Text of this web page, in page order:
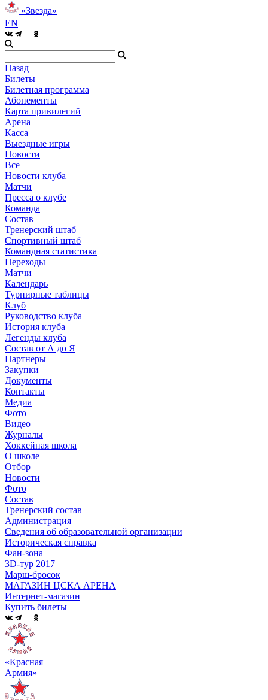
«Звезда»
EN
Назад
Билеты
Билетная программа
Абонементы
Карта привилегий
Арена
Касса
Выездные игры
Новости
Все
Новости клуба
Матчи
Пресса о клубе
Команда
Состав
Тренерский штаб
Спортивный штаб
Командная статистика
Переходы
Матчи
Календарь
Турнирные таблицы
Клуб
Руководство клуба
История клуба
Легенды клуба
Состав от А до Я
Партнеры
Закупки
Документы
Контакты
Медиа
Фото
Видео
Журналы
Хоккейная школа
О школе
Отбор
Новости
Фото
Состав
Тренерский состав
Администрация
Сведения об образовательной организации
Историческая справка
Фан-зона
3D-тур 2017
Марш-бросок
МАГАЗИН ЦСКА АРЕНА
Интернет-магазин
Купить билеты
«Красная
Армия»